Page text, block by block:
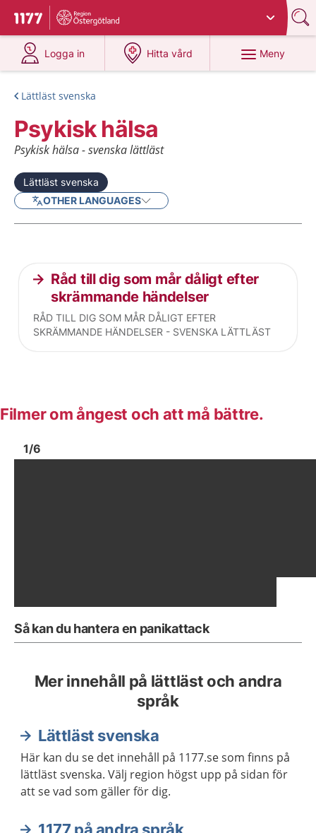
Till startsidan för 1177
Du har valt region
Logga in
på 1177.se
Hitta vård
på 1177.se
Meny
Lättläst svenska
Psykisk hälsa
Psykisk hälsa - svenska lättläst
Lättläst svenska
OTHER LANGUAGES
Current articles
Råd till dig som mår dåligt efter
skrämmande händelser
RÅD TILL DIG SOM MÅR DÅLIGT EFTER
SKRÄMMANDE HÄNDELSER - SVENSKA LÄTTLÄST
Filmer om ångest och att må bättre.
Bild1
Så kan du hantera en panikattack
1/6
Mer innehåll på lättläst och andra
språk
Lättläst svenska
Här kan du se det innehåll på 1177.se som finns på
lättläst svenska. Välj region högst upp på sidan för
att se vad som gäller för dig.